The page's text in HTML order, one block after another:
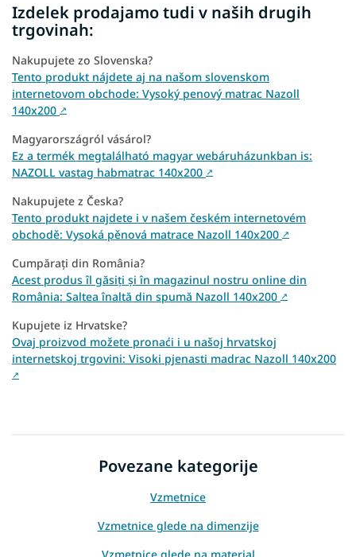
Izdelek prodajamo tudi v naših drugih
trgovinah:
Nakupujete zo Slovenska?
Tento produkt nájdete aj na našom slovenskom
internetovom obchode: Vysoký penový matrac Nazoll
140x200 ↗
Magyarországról vásárol?
Ez a termék megtalálható magyar webáruházunkban is:
NAZOLL vastag habmatrac 140x200 ↗
Nakupujete z Česka?
Tento produkt najdete i v našem českém internetovém
obchodě: Vysoká pěnová matrace Nazoll 140x200 ↗
Cumpărați din România?
Acest produs îl găsiți și în magazinul nostru online din
România: Saltea înaltă din spumă Nazoll 140x200 ↗
Kupujete iz Hrvatske?
Ovaj proizvod možete pronaći i u našoj hrvatskoj
internetskoj trgovini: Visoki pjenasti madrac Nazoll 140x200
↗
Povezane kategorije
Vzmetnice
Vzmetnice glede na dimenzije